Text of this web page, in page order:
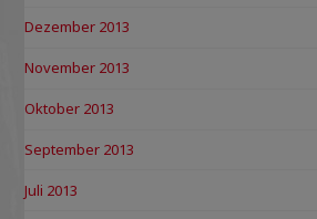
Dezember 2013
November 2013
Oktober 2013
September 2013
Juli 2013